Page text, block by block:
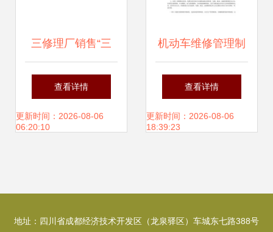
三修理厂销售“三
无”配件被查，字节
汽车赛道加码汽车
查看详情
更新时间：2026-08-06
06:20:10
机动车维修管理制
度与行业标准深度
解析
查看详情
更新时间：2026-08-06
18:39:23
地址：四川省成都经济技术开发区（龙泉驿区）车城东七路388号